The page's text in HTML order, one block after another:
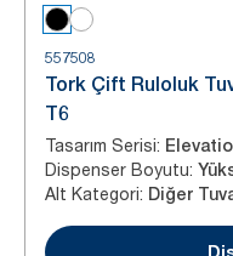
557508
Tork Çift Ruloluk
T6
Tasarım Serisi:
Dispenser Boyutu:
Alt Kategori: Diğer